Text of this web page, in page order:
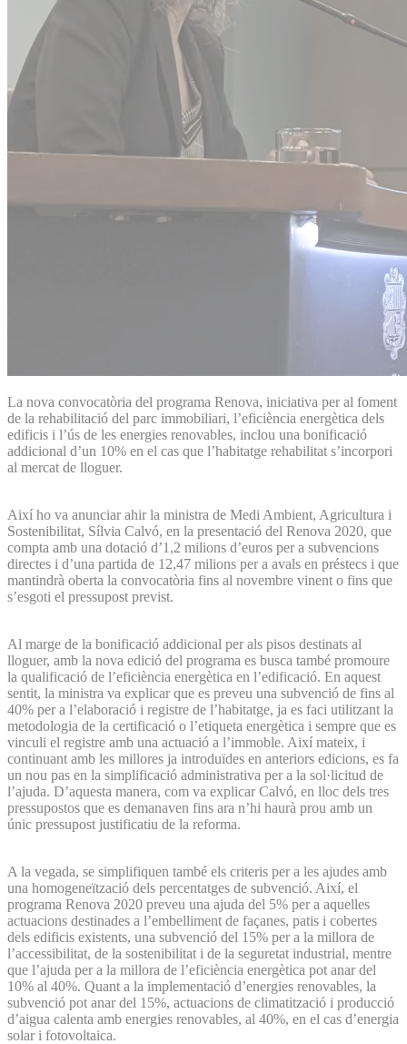
La nova convocatòria del programa Renova, iniciativa per al foment
de la rehabilitació del parc immobiliari, l’eficiència energètica dels
edificis i l’ús de les energies renovables, inclou una bonificació
addicional d’un 10% en el cas que l’habitatge rehabilitat s’incorpori
al mercat de lloguer.
Així ho va anunciar ahir la ministra de Medi Ambient, Agricultura i
Sostenibilitat, Sílvia Calvó, en la presentació del Renova 2020, que
compta amb una dotació d’1,2 milions d’euros per a subvencions
directes i d’una partida de 12,47 milions per a avals en préstecs i que
mantindrà oberta la convocatòria fins al novembre vinent o fins que
s’esgoti el pressupost previst.
Al marge de la bonificació addicional per als pisos destinats al
lloguer, amb la nova edició del programa es busca també promoure
la qualificació de l’eficiència energètica en l’edificació. En aquest
sentit, la ministra va explicar que es preveu una subvenció de fins al
40% per a l’elaboració i registre de l’habitatge, ja es faci utilitzant la
metodologia de la certificació o l’etiqueta energètica i sempre que es
vinculi el registre amb una actuació a l’immoble. Així mateix, i
continuant amb les millores ja introduïdes en anteriors edicions, es fa
un nou pas en la simplificació administrativa per a la sol·licitud de
l’ajuda. D’aquesta manera, com va explicar Calvó, en lloc dels tres
pressupostos que es demanaven fins ara n’hi haurà prou amb un
únic pressupost justificatiu de la reforma.
A la vegada, se simplifiquen també els criteris per a les ajudes amb
una homogeneïtzació dels percentatges de subvenció. Així, el
programa Renova 2020 preveu una ajuda del 5% per a aquelles
actuacions destinades a l’embelliment de façanes, patis i cobertes
dels edificis existents, una subvenció del 15% per a la millora de
l’accessibilitat, de la sostenibilitat i de la seguretat industrial, mentre
que l’ajuda per a la millora de l’eficiència energètica pot anar del
10% al 40%. Quant a la implementació d’energies renovables, la
subvenció pot anar del 15%, actuacions de climatització i producció
d’aigua calenta amb energies renovables, al 40%, en el cas d’energia
solar i fotovoltaica.